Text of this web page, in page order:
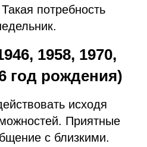
потребность
1958, 1970,
год рождения)
исходя
Приятные
с близкими.